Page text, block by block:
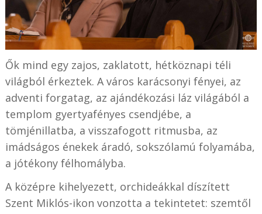
Ők mind egy zajos, zaklatott, hétköznapi téli
világból érkeztek. A város karácsonyi fényei, az
adventi forgatag, az ajándékozási láz világából a
templom gyertyafényes csendjébe, a
tömjénillatba, a visszafogott ritmusba, az
imádságos énekek áradó, sokszólamú folyamába,
a jótékony félhomályba.
A középre kihelyezett, orchideákkal díszített
Szent Miklós-ikon vonzotta a tekintetet: szemtől